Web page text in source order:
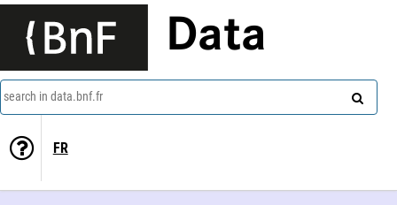
Data
search in data.bnf.fr
FR